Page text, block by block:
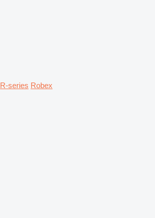
R-series Robex